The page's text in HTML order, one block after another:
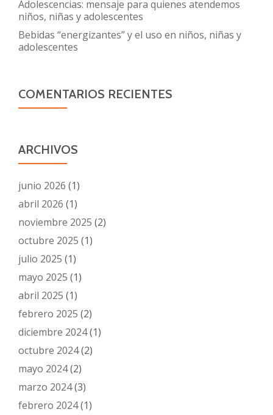
Adolescencias: mensaje para quienes atendemos
niños, niñas y adolescentes
Bebidas “energizantes” y el uso en niños, niñas y
adolescentes
COMENTARIOS RECIENTES
ARCHIVOS
junio 2026 (1)
abril 2026 (1)
noviembre 2025 (2)
octubre 2025 (1)
julio 2025 (1)
mayo 2025 (1)
abril 2025 (1)
febrero 2025 (2)
diciembre 2024(1)
octubre 2024(2)
mayo 2024(2)
marzo 2024(3)
febrero 2024(1)